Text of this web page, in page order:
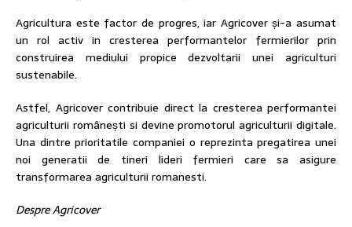
Agricultura este factor de progres, iar Agricover și-a asumat
un rol activ in cresterea performantelor fermierilor prin
construirea mediului propice dezvoltarii unei agriculturi
sustenabile.
Astfel, Agricover contribuie direct la cresterea performantei
agriculturii românești si devine promotorul agriculturii digitale.
Una dintre prioritatile companiei o reprezinta pregatirea unei
noi generatii de tineri lideri fermieri care sa asigure
transformarea agriculturii romanesti.
Despre Agricover